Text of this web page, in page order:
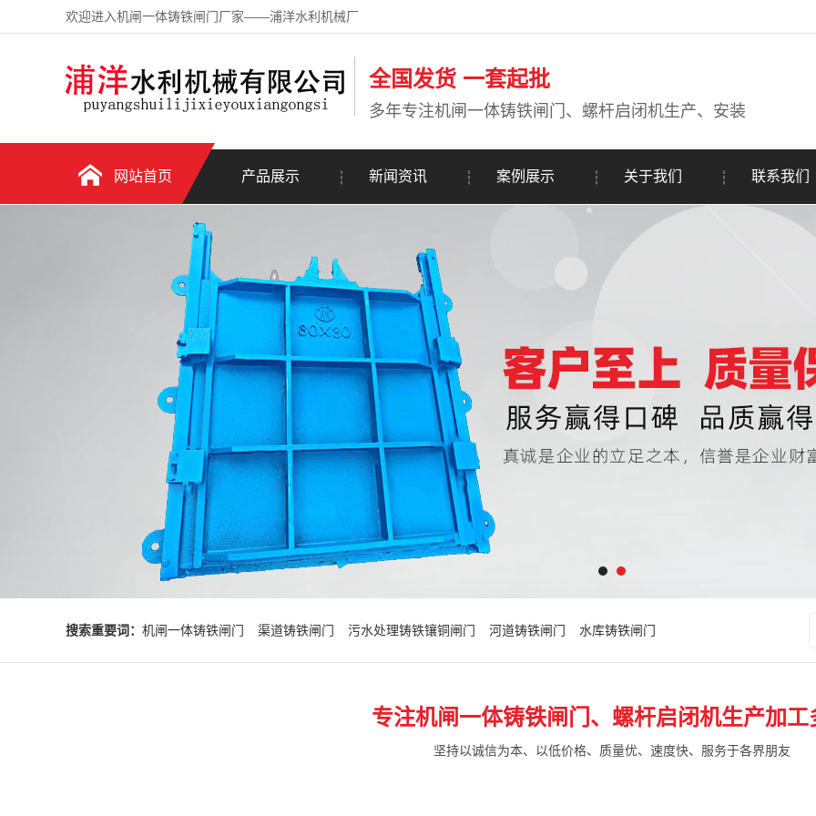
欢迎进入机闸一体铸铁闸门厂家——浦洋水利机械厂
全国发货 一套起批
多年专注机闸一体铸铁闸门、螺杆启闭机生产、安装
网站首页 产品展示 新闻资讯 案例展示 关于我们 联系我们
搜索重要词： 机闸一体铸铁闸门 渠道铸铁闸门 污水处理铸铁镶铜闸门 河道铸铁闸门 水库铸铁闸门
专注机闸一体铸铁闸门、螺杆启闭机生产加工
坚持以诚信为本、以低价格、质量优、速度快、服务于各界朋友